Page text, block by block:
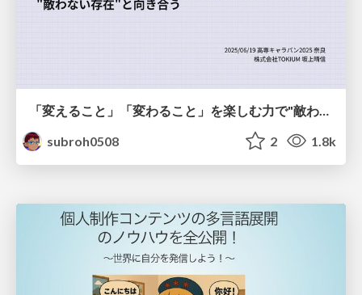
subroh0508
2 1.8k